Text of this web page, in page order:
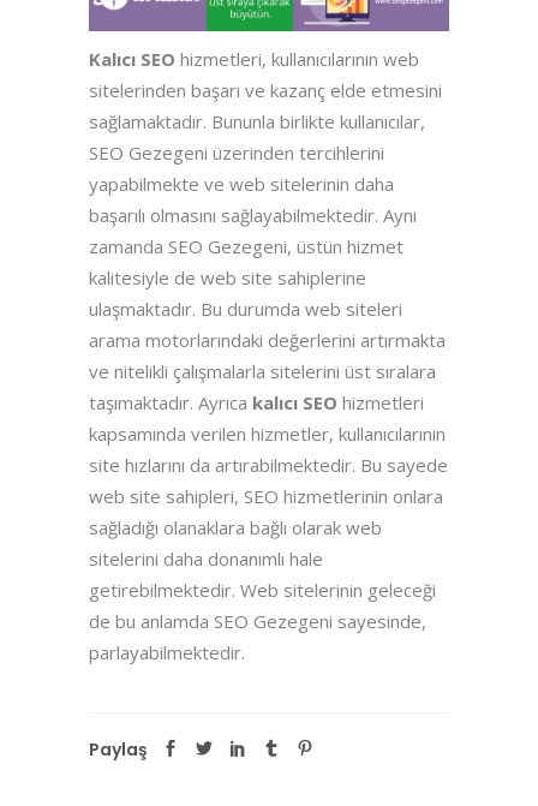
Kalıcı SEO hizmetleri, kullanıcılarının web
sitelerinden başarı ve kazanç elde etmesini
sağlamaktadır. Bununla birlikte kullanıcılar,
SEO Gezegeni üzerinden tercihlerini
yapabilmekte ve web sitelerinin daha
başarılı olmasını sağlayabilmektedir. Aynı
zamanda SEO Gezegeni, üstün hizmet
kalitesiyle de web site sahiplerine
ulaşmaktadır. Bu durumda web siteleri
arama motorlarındaki değerlerini artırmakta
ve nitelikli çalışmalarla sitelerini üst sıralara
taşımaktadır. Ayrıca kalıcı SEO hizmetleri
kapsamında verilen hizmetler, kullanıcılarının
site hızlarını da artırabilmektedir. Bu sayede
web site sahipleri, SEO hizmetlerinin onlara
sağladığı olanaklara bağlı olarak web
sitelerini daha donanımlı hale
getirebilmektedir. Web sitelerinin geleceği
de bu anlamda SEO Gezegeni sayesinde,
parlayabilmektedir.
Paylaş